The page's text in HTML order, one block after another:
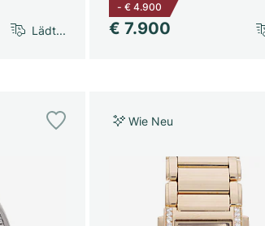
Lädt... € 7.900
- € 4.900
Wie Neu